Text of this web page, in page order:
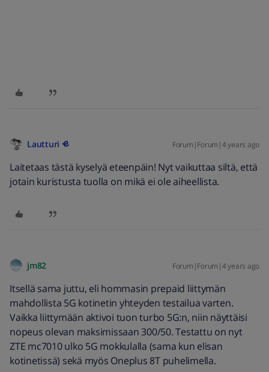
Lautturi Forum|Forum|4 years ago
Laitetaas tästä kyselyä eteenpäin! Nyt vaikuttaa siltä, että
jotain kuristusta tuolla on mikä ei ole aiheellista.
jm82 Forum|Forum|4 years ago
Itsellä sama juttu, eli hommasin prepaid liittymän
mahdollista 5G kotinetin yhteyden testailua varten.
Vaikka liittymään aktivoi tuon turbo 5G:n, niin näyttäisi
nopeus olevan maksimissaan 300/50. Testattu on nyt
ZTE mc7010 ulko 5G mokkulalla (sama kun elisan
kotinetissä) sekä myös Oneplus 8T puhelimella.